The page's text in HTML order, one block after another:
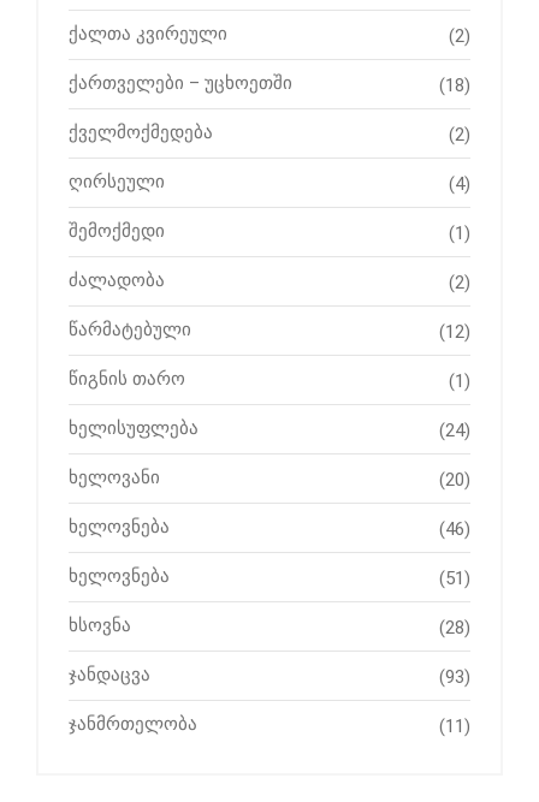
ქალთა კვირეული (2)
ქართველები – უცხოეთში (18)
ქველმოქმედება (2)
ღირსეული (4)
შემოქმედი (1)
ძალადობა (2)
წარმატებული (12)
წიგნის თარო (1)
ხელისუფლება (24)
ხელოვანი (20)
ხელოვნება (46)
ხელოვნება (51)
ხსოვნა (28)
ჯანდაცვა (93)
ჯანმრთელობა (11)